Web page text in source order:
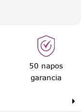
50 napos
garancia